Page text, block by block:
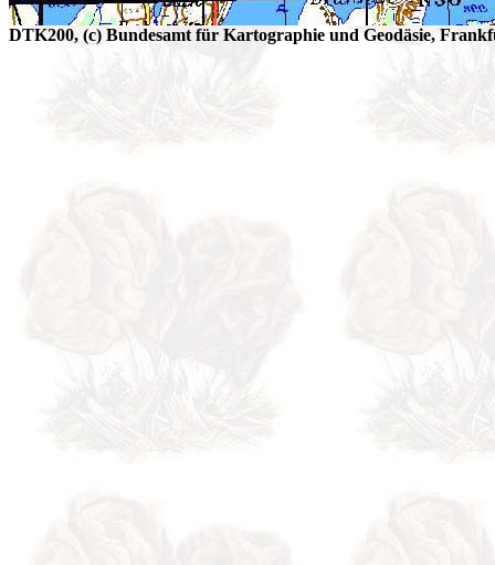
DTK200, (c) Bundesamt für Kartographie und Geodäsie,